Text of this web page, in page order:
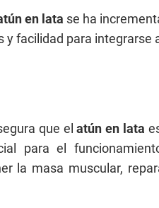
en lata se ha
y facilidad para integrarse
que elatún en lata
para el
la masa muscular,